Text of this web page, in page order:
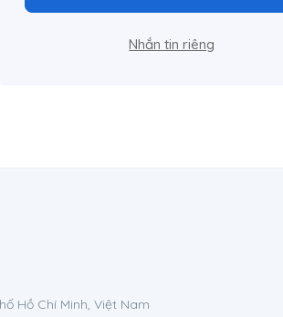
Nhắn tin riêng
Hồ Chí Minh, Việt Nam